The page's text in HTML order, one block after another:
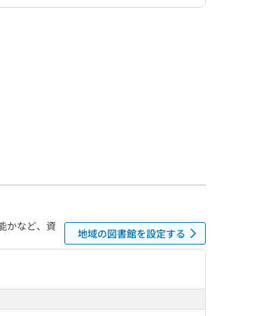
かなど、資
地域の図書館を設定する